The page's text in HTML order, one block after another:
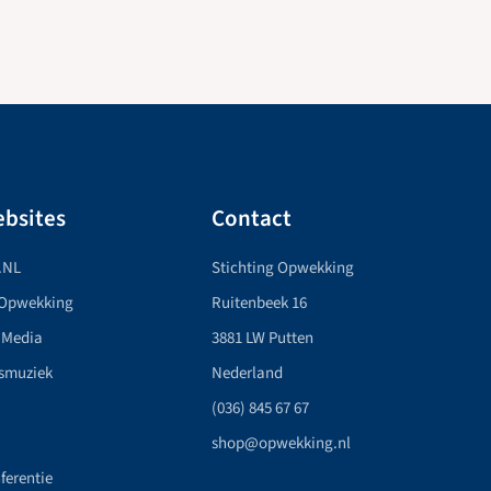
Contact
Stichting Opwekking
Ruitenbeek 16
3881 LW Putten
Nederland
(036) 845 67 67
shop@opwekking.nl